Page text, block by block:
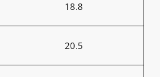
18.8
20.5